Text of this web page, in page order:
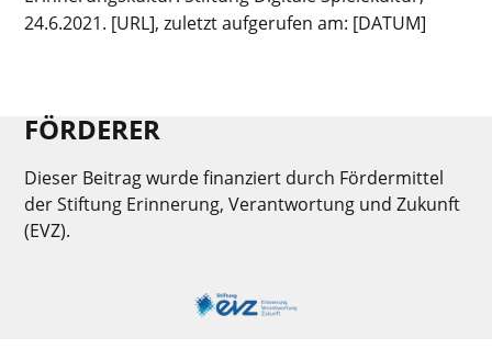
24.6.2021. [URL], zuletzt aufgerufen am: [DATUM]
FÖRDERER
Dieser Beitrag wurde finanziert durch Fördermittel
der Stiftung Erinnerung, Verantwortung und Zukunft
(EVZ).